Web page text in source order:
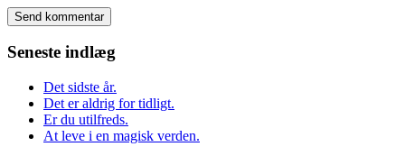
Seneste indlæg
Det sidste år.
Det er aldrig for tidligt.
Er du utilfreds.
At leve i en magisk verden.